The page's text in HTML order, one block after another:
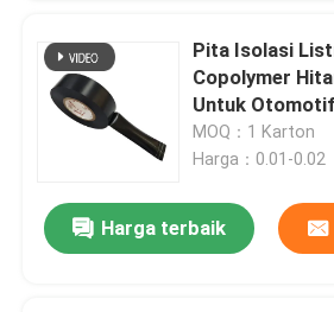
Pita Isolasi
Copolymer
Untuk Otomotif
MOQ：1 Karton
Harga：0.01-0.02
Harga terbaik